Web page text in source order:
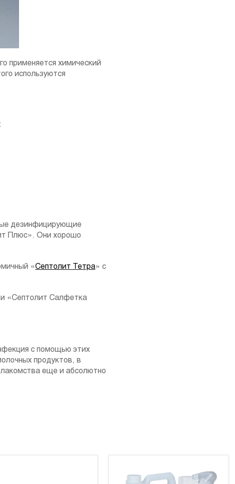
применяется химический
используются
дезинфицирующие
Плюс». Они хорошо
«Септолит Тетра» с
и «Септолит Салфетка
с помощью этих
продуктов, в
еще и абсолютно